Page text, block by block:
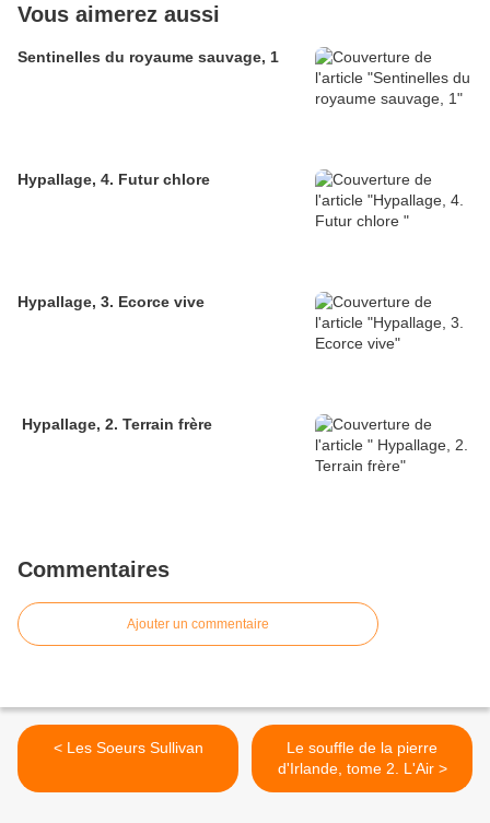
Vous aimerez aussi
Sentinelles du royaume sauvage, 1
Hypallage, 4. Futur chlore
Hypallage, 3. Ecorce vive
Hypallage, 2. Terrain frère
Commentaires
Ajouter un commentaire
< Les Soeurs Sullivan
Le souffle de la pierre
d'Irlande, tome 2. L'Air >